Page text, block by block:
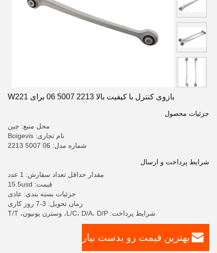
بازوی کنترل با کیفیت بالا 2213 5007 06 برای W221
جزئیات محصول
محل منبع: چین
نام تجاری: Boigevis
شماره مدل: 06 5007 2213
شرایط پرداخت و ارسال
مقدار حداقل تعداد سفارش: 1 عدد
قیمت: 15.5usd
جزئیات بسته بندی: عادی
زمان تحویل: 3-7 روز کاری
شرایط پرداخت: L/C، D/A، D/P، وسترن یونیون، T/T
بهترین قیمت رو بدست بیار